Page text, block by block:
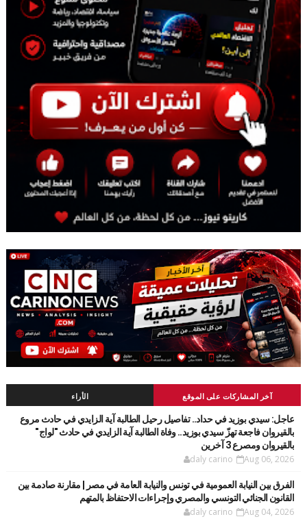
آخر المشاركات على الموقع الأراء
عاجل: سيدي بوزيد في حداد.. تفاصيل رحيل الطالبة آية الزايدي في حادث مروع
بالقيروان فاجعة تهزّ سيدي بوزيد.. وفاة الطالبة آية الزايدي في حادث "لواج"
بالقيروان ومصرع 3 آخرين
daly carino Aug 06, 2026
الفرق بين النيابة العمومية في تونس والنيابة العامة في مصر | مقارنة صادمة بين
القانون الجنائي التونسي والمصري وإجراءات الاحتفاظ بالمتهم
daly carino Aug 04, 2026